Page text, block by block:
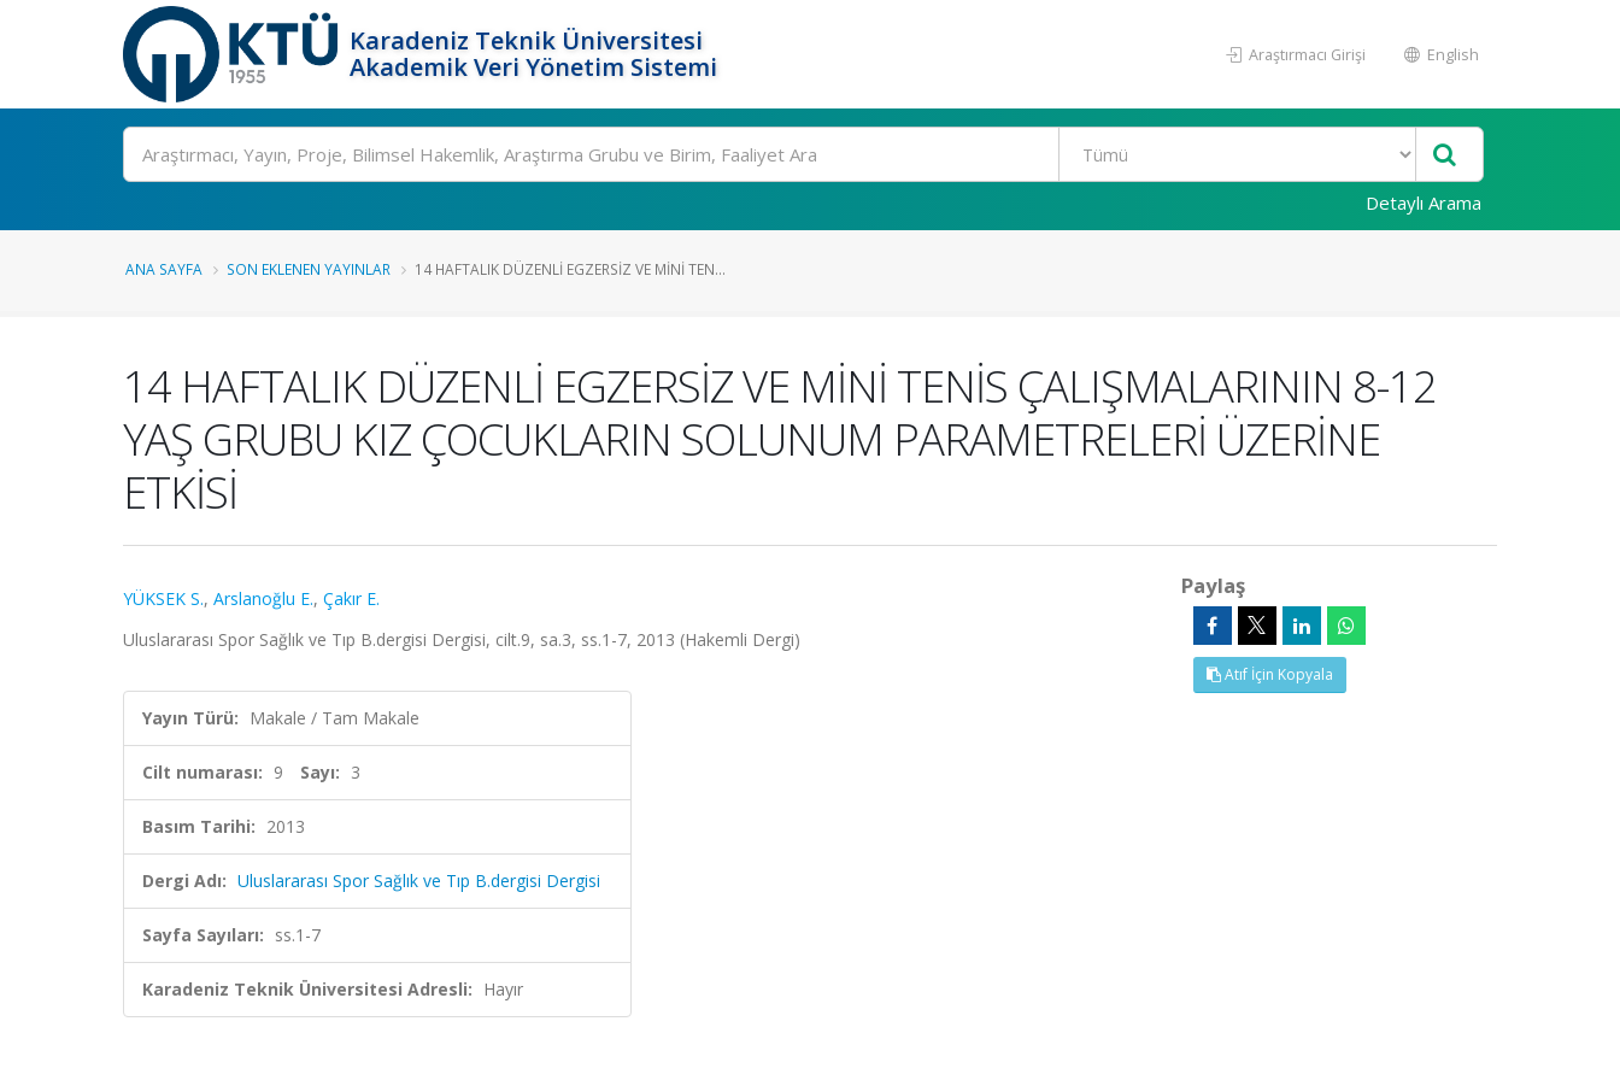
Karadeniz Teknik Üniversitesi
Akademik Veri Yönetim Sistemi
Araştırmacı Girişi English
Ara
Detaylı Arama
ANA SAYFA SON EKLENEN YAYINLAR 14 HAFTALIK DÜZENLİ EGZERSİZ VE MİNİ TEN...
14 HAFTALIK DÜZENLİ EGZERSİZ VE MİNİ TENİS ÇALIŞMALARININ 8-12
YAŞ GRUBU KIZ ÇOCUKLARIN SOLUNUM PARAMETRELERİ ÜZERİNE
ETKİSİ
YÜKSEK S., Arslanoğlu E., Çakır E.
Uluslararası Spor Sağlık ve Tıp B.dergisi Dergisi, cilt.9, sa.3, ss.1-7, 2013 (Hakemli Dergi)
Yayın Türü: Makale / Tam Makale
Cilt numarası: 9 Sayı: 3
Basım Tarihi: 2013
Dergi Adı: Uluslararası Spor Sağlık ve Tıp B.dergisi Dergisi
Sayfa Sayıları: ss.1-7
Karadeniz Teknik Üniversitesi Adresli: Hayır
Paylaş
Atıf İçin Kopyala